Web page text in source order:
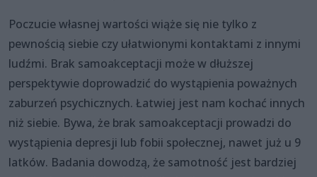
Poczucie własnej wartości wiąże się nie tylko z
pewnością siebie czy ułatwionymi kontaktami z innymi
ludźmi. Brak samoakceptacji może w dłuższej
perspektywie doprowadzić do wystąpienia poważnych
zaburzeń psychicznych. Łatwiej jest nam kochać innych
niż siebie. Bywa, że brak samoakceptacji prowadzi do
wystąpienia depresji lub fobii społecznej, nawet już u 9
latków. Badania dowodzą, że samotność jest bardziej